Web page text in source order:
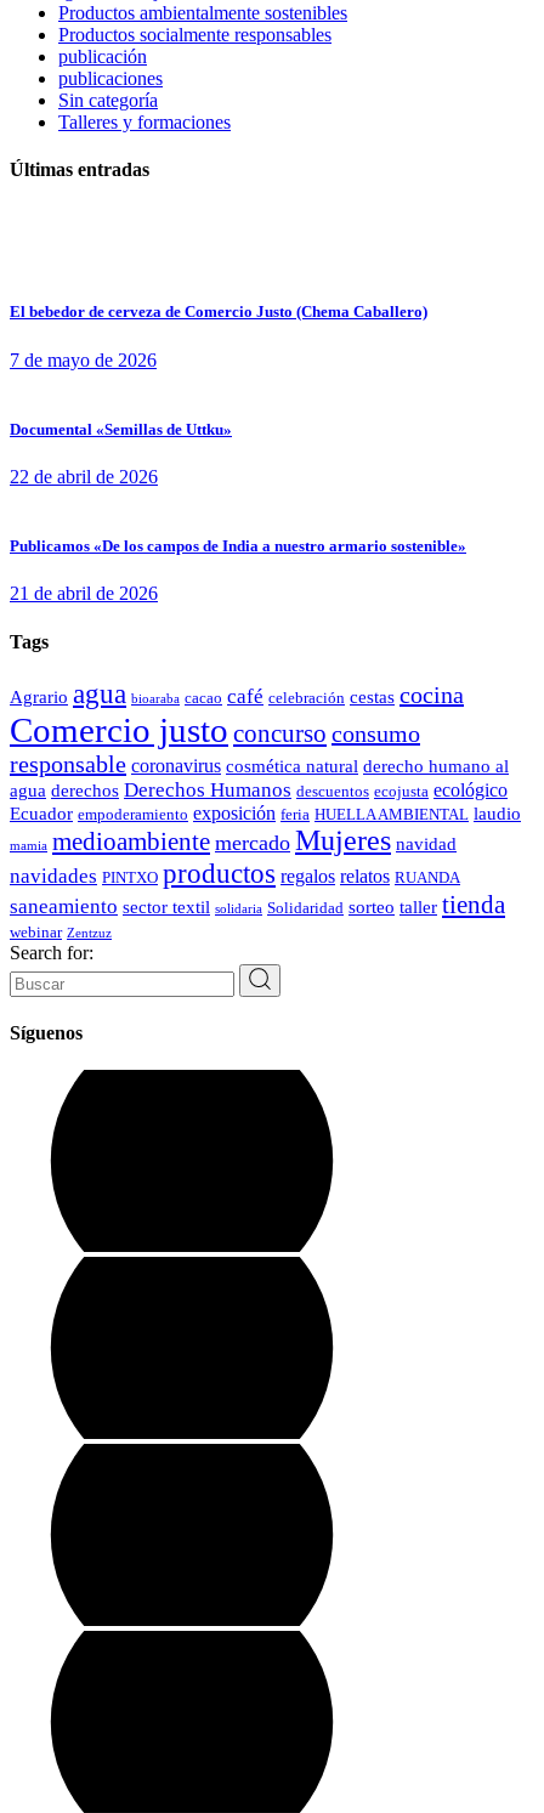
Productos ambientalmente sostenibles
Productos socialmente responsables
publicación
publicaciones
Sin categoría
Talleres y formaciones
Últimas entradas
El bebedor de cerveza de Comercio Justo (Chema Caballero)
7 de mayo de 2026
Documental «Semillas de Uttku»
22 de abril de 2026
Publicamos «De los campos de India a nuestro armario sostenible»
21 de abril de 2026
Tags
Agrario agua bioaraba cacao café celebración cestas cocina
Comercio justo concurso consumo
responsable coronavirus cosmética natural derecho humano al
agua derechos Derechos Humanos descuentos ecojusta ecológico
Ecuador empoderamiento exposición feria HUELLA AMBIENTAL laudio
mamia medioambiente mercado Mujeres navidad
navidades PINTXO productos regalos relatos RUANDA
saneamiento sector textil solidaria Solidaridad sorteo taller tienda
webinar Zentzuz
Search for:
Síguenos